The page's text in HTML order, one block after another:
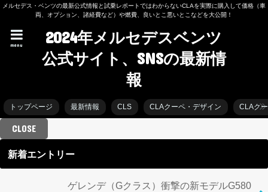
メルセデス・ベンツの最新公式情報と試乗レポートではわからないCLAを実際に購入して価格（車
両、オプション、諸経費など）や燃費、良いとこ悪いとこなどを大公開！
2024年メルセデスベンツ
公式サイト、SNSの最新情
報
menu
トップページ 最新情報 CLS CLAクーペ・デザイン CLAク
CLOSE
新着エントリー
ゲレンデ（Gクラス）衝撃の新モデルG580